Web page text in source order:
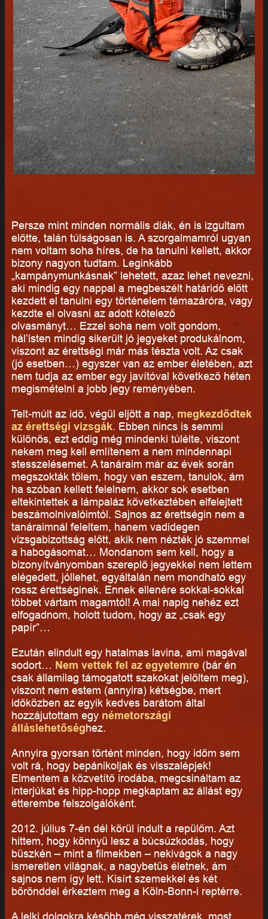
Persze mint minden normális diák, én is izgultam
előtte, talán túlságosan is. A szorgalmamról ugyan
nem voltam soha híres, de ha tanulni kellett, akkor
bizony nagyon tudtam. Leginkább
„kampánymunkásnak” lehetett, azaz lehet nevezni,
aki mindig egy nappal a megbeszélt határidő előtt
kezdett el tanulni egy történelem témazáróra, vagy
kezdte el olvasni az adott kötelező
olvasmányt… Ezzel soha nem volt gondom,
hál’isten mindig sikerült jó jegyeket produkálnom,
viszont az érettségi már más tészta volt. Az csak
(jó esetben…) egyszer van az ember életében, azt
nem tudja az ember egy javítóval következő héten
megismételni a jobb jegy reményében.
Telt-múlt az idő, végül eljött a nap, megkezdődtek
az érettségi vizsgák. Ebben nincs is semmi
különös, ezt eddig még mindenki túlélte, viszont
nekem meg kell említenem a nem mindennapi
stesszelésemet. A tanáraim már az évek során
megszokták tőlem, hogy van eszem, tanulok, ám
ha szóban kellett felelnem, akkor sok esetben
eltekintettek a lámpaláz következtében elfelejtett
beszámolnivalóimtól. Sajnos az érettségin nem a
tanáraimnál feleltem, hanem vadidegen
vizsgabizottság előtt, akik nem nézték jó szemmel
a habogásomat… Mondanom sem kell, hogy a
bizonyítványomban szereplő jegyekkel nem lettem
elégedett, jóllehet, egyáltalán nem mondható egy
rossz érettséginek. Ennek ellenére sokkal-sokkal
többet vártam magamtól! A mai napig nehéz ezt
elfogadnom, holott tudom, hogy az „csak egy
papír”…
Ezután elindult egy hatalmas lavina, ami magával
sodort… Nem vettek fel az egyetemre (bár én
csak államilag támogatott szakokat jelöltem meg),
viszont nem estem (annyira) kétségbe, mert
időközben az egyik kedves barátom által
hozzájutottam egy németországi
álláslehetőséghez.
Annyira gyorsan történt minden, hogy időm sem
volt rá, hogy bepánikoljak és visszalépjek!
Elmentem a közvetítő irodába, megcsináltam az
interjúkat és hipp-hopp megkaptam az állást egy
étterembe felszolgálóként.
2012. július 7-én dél körül indult a repülőm. Azt
hittem, hogy könnyű lesz a búcsúzkodás, hogy
büszkén – mint a filmekben – nekivágok a nagy
ismeretlen világnak, a nagybetűs életnek, ám
sajnos nem így lett. Kisírt szemekkel és két
bőrönddel érkeztem meg a Köln-Bonn-i reptérre.
A lelki dolgokra később még visszatérek, most